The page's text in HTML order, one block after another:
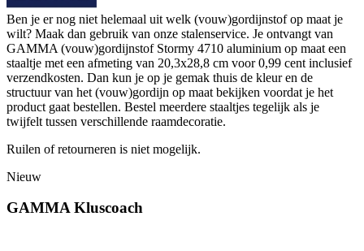
Ben je er nog niet helemaal uit welk (vouw)gordijnstof op maat je
wilt? Maak dan gebruik van onze stalenservice. Je ontvangt van
GAMMA (vouw)gordijnstof Stormy 4710 aluminium op maat een
staaltje met een afmeting van 20,3x28,8 cm voor 0,99 cent inclusief
verzendkosten. Dan kun je op je gemak thuis de kleur en de
structuur van het (vouw)gordijn op maat bekijken voordat je het
product gaat bestellen. Bestel meerdere staaltjes tegelijk als je
twijfelt tussen verschillende raamdecoratie.
Ruilen of retourneren is niet mogelijk.
Nieuw
GAMMA Kluscoach